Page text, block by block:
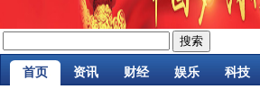
首页 资讯 财经 娱乐 科技